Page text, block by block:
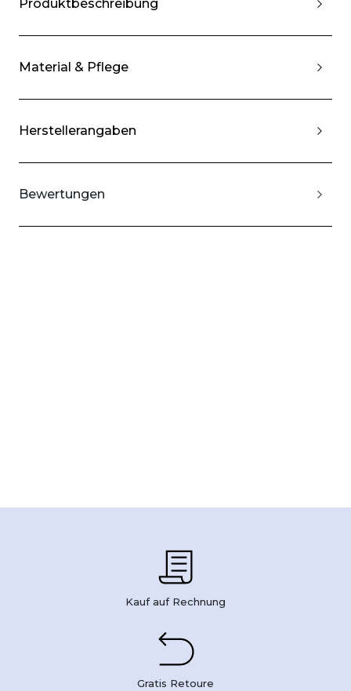
Produktbeschreibung
Material & Pflege
Herstellerangaben
Bewertungen
Kauf auf Rechnung
Gratis Retoure